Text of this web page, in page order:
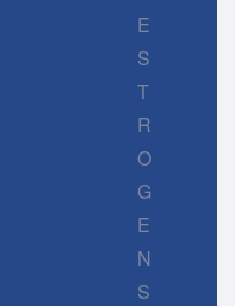
E
S
T
R
O
G
E
N
S